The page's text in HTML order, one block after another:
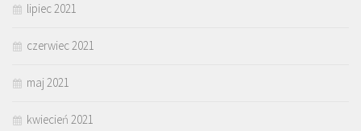
lipiec 2021
czerwiec 2021
maj 2021
kwiecień 2021